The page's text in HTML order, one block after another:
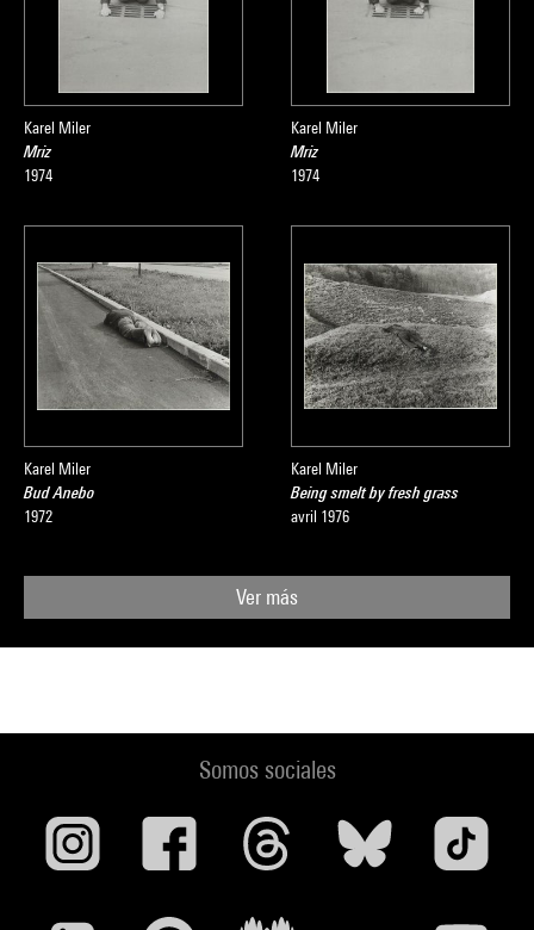
Karel Miler
Mriz
1974
Karel Miler
Mriz
1974
Karel Miler
Bud Anebo
1972
Karel Miler
Being smelt by fresh grass
avril 1976
Ver más
Somos sociales